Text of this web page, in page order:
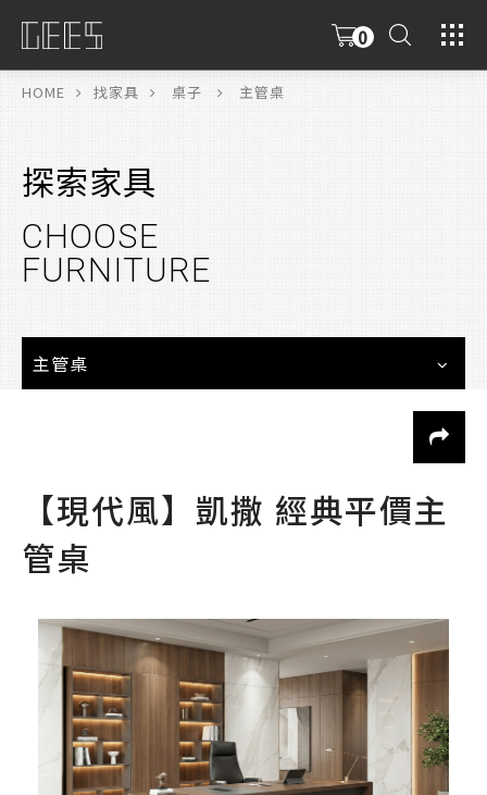
0
HOME 找家具 桌子 主管桌
探索家具
CHOOSE
FURNITURE
主管桌
【現代風】凱撒 經典平價主
管桌